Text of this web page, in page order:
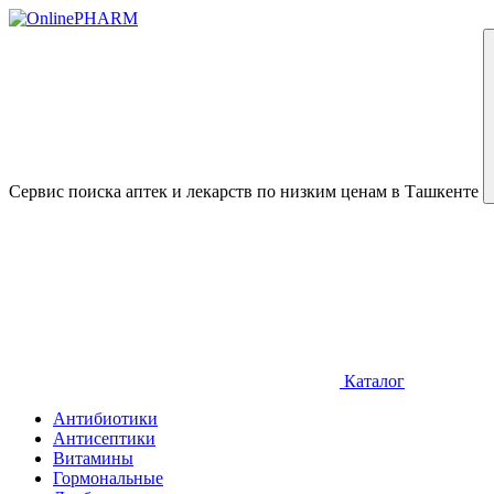
Сервис поиска аптек и лекарств по низким ценам в Ташкенте
Каталог
Антибиотики
Антисептики
Витамины
Гормональные